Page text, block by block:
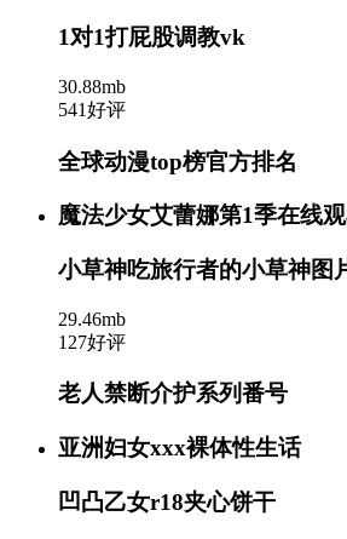
1对1打屁股调教vk
30.88mb
541好评
全球动漫top榜官方排名
魔法少女艾蕾娜第1季在线
小草神吃旅行者的小草神图
29.46mb
127好评
老人禁断介护系列番号
亚洲妇女xxx裸体性生话
凹凸乙女r18夹心饼干